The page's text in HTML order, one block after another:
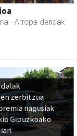
- Arropa-dendak
zerbitzua
nagusiak
Gipuzkoako